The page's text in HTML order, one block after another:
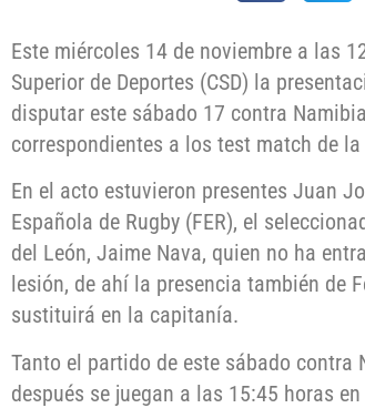
Este miércoles 14 de noviembre a las
Superior de Deportes (CSD) la
disputar este sábado 17 contra
correspondientes a los test match de
En el acto estuvieron presentes Juan
Española de Rugby (FER), el
del León, Jaime Nava, quien no ha
lesión, de ahí la presencia también de
sustituirá en la capitanía.
Tanto el partido de este sábado contra
después se juegan a las 15:45 horas